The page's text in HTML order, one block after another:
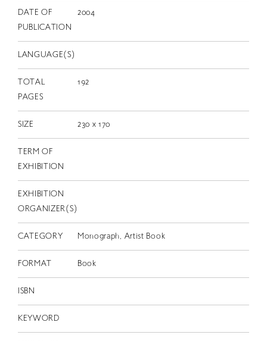
DATE OF
PUBLICATION
2004
LANGUAGE(S)
TOTAL
PAGES
192
SIZE 230 x 170
TERM OF
EXHIBITION
EXHIBITION
ORGANIZER(S)
CATEGORY Monograph, Artist Book
FORMAT Book
ISBN
KEYWORD